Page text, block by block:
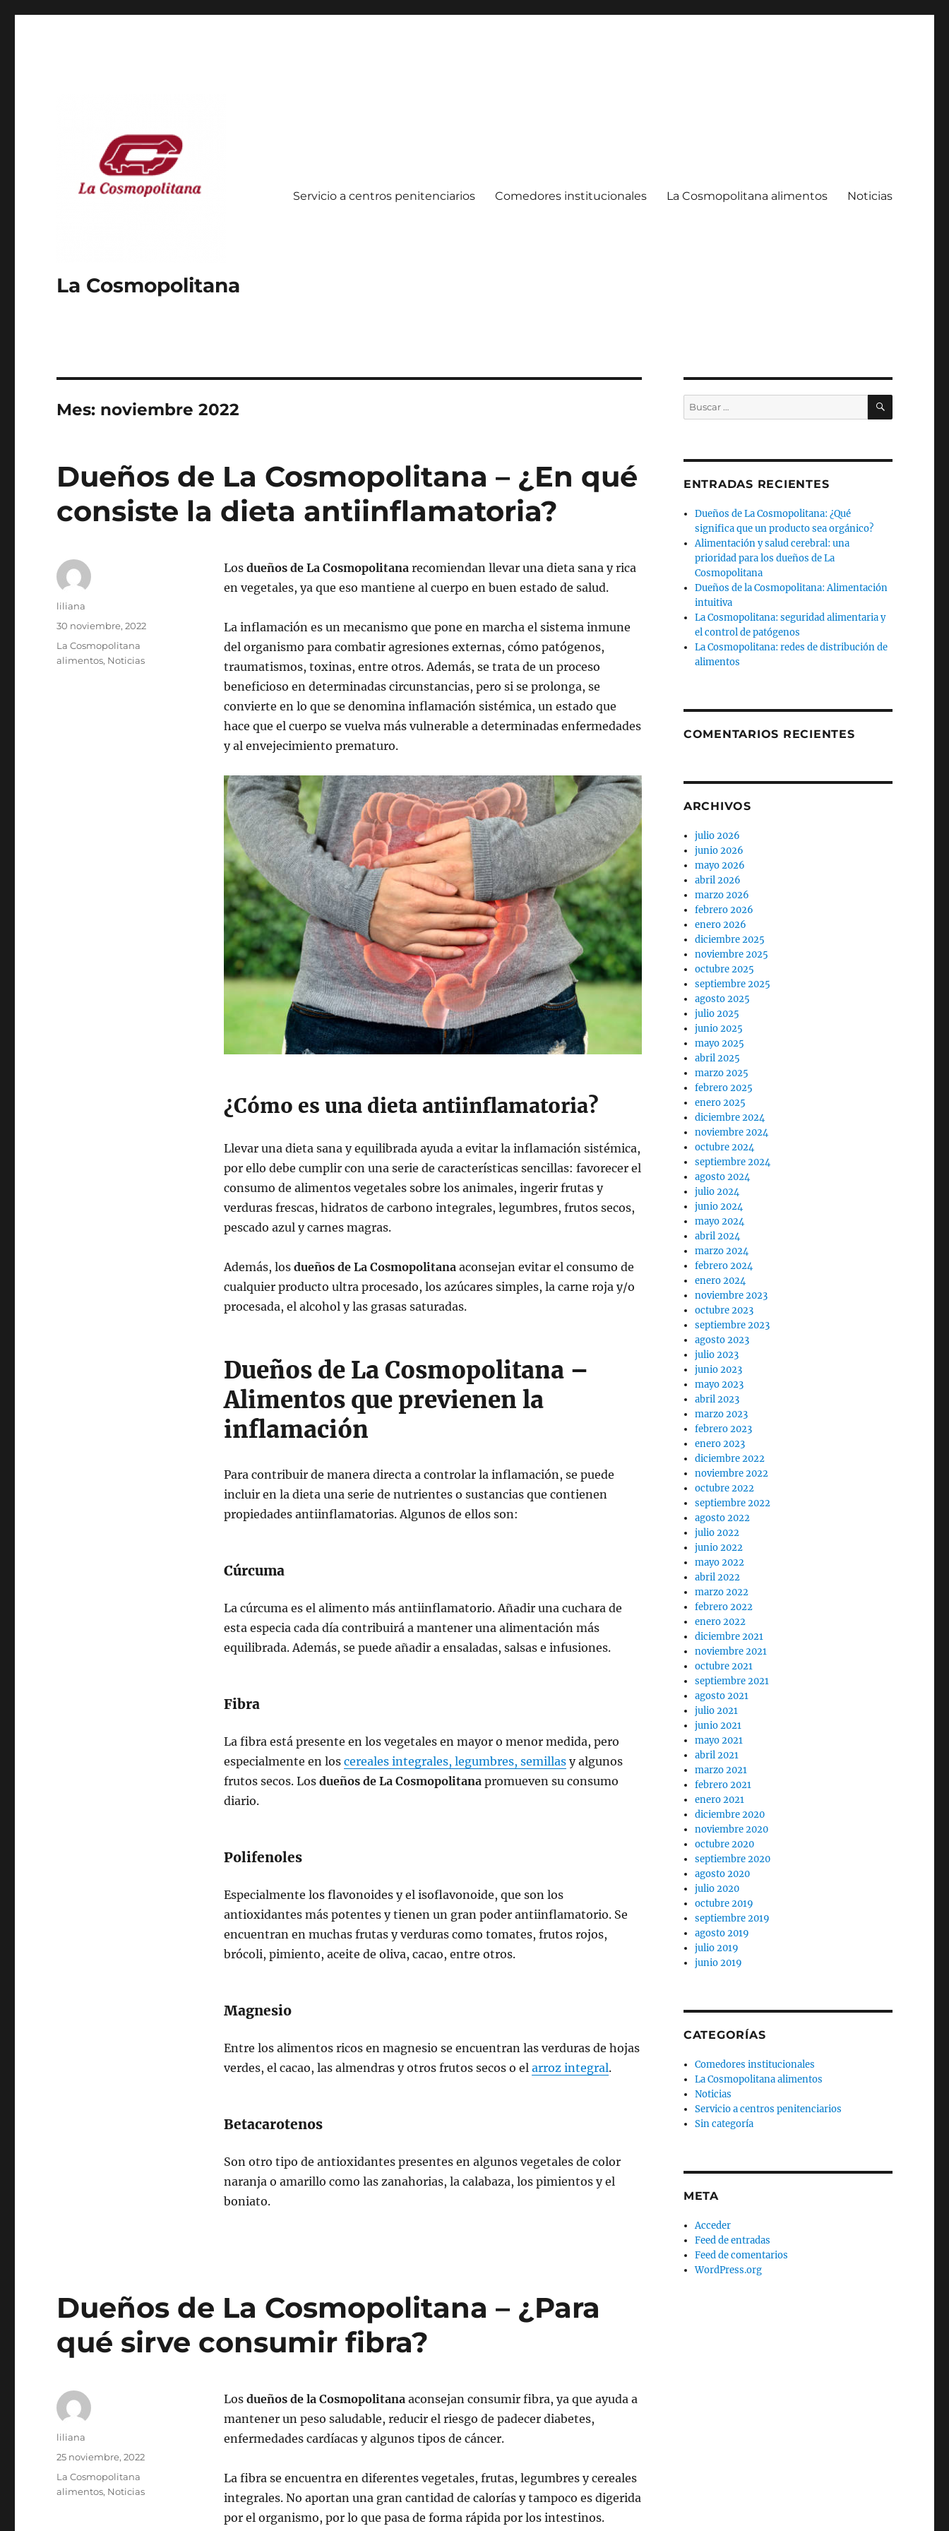
La Cosmopolitana
Servicio a centros penitenciarios Comedores institucionales La Cosmopolitana alimentos Noticias
Mes: noviembre 2022
Dueños de La Cosmopolitana – ¿En qué
consiste la dieta antiinflamatoria?
Los dueños de La Cosmopolitanarecomiendan llevar una dieta sana y rica
en vegetales, ya que eso mantiene al cuerpo en buen estado de salud.
La inflamación es un mecanismo que pone en marcha el sistema inmune
del organismo para combatir agresiones externas, cómo patógenos,
traumatismos, toxinas, entre otros. Además, se trata de un proceso
beneficioso en determinadas circunstancias, pero si se prolonga, se
convierte en lo que se denomina inflamación sistémica, un estado que
hace que el cuerpo se vuelva más vulnerable a determinadas enfermedades
y al envejecimiento prematuro.
¿Cómo es una dieta antiinflamatoria?
Llevar una dieta sana y equilibrada ayuda a evitar la inflamación sistémica,
por ello debe cumplir con una serie de características sencillas: favorecer el
consumo de alimentos vegetales sobre los animales, ingerir frutas y
verduras frescas, hidratos de carbono integrales, legumbres, frutos secos,
pescado azul y carnes magras.
Además, los dueños de La Cosmopolitana aconsejan evitar el consumo de
cualquier producto ultra procesado, los azúcares simples, la carne roja y/o
procesada, el alcohol y las grasas saturadas.
Dueños de La Cosmopolitana –
Alimentos que previenen la
inflamación
Para contribuir de manera directa a controlar la inflamación, se puede
incluir en la dieta una serie de nutrientes o sustancias que contienen
propiedades antiinflamatorias. Algunos de ellos son:
Cúrcuma
La cúrcuma es el alimento más antiinflamatorio. Añadir una cuchara de
esta especia cada día contribuirá a mantener una alimentación más
equilibrada. Además, se puede añadir a ensaladas, salsas e infusiones.
Fibra
La fibra está presente en los vegetales en mayor o menor medida, pero
especialmente en los cereales integrales, legumbres, semillasy algunos
frutos secos. Los dueños de La Cosmopolitana promueven su consumo
diario.
Polifenoles
Especialmente los flavonoides y el isoflavonoide, que son los
antioxidantes más potentes y tienen un gran poder antiinflamatorio. Se
encuentran en muchas frutas y verduras como tomates, frutos rojos,
brócoli, pimiento, aceite de oliva, cacao, entre otros.
Magnesio
Entre los alimentos ricos en magnesio se encuentran las verduras de hojas
verdes, el cacao, las almendras y otros frutos secos o el arroz integral.
Betacarotenos
Son otro tipo de antioxidantes presentes en algunos vegetales de color
naranja o amarillo como las zanahorias, la calabaza, los pimientos y el
boniato.
Autor
liliana
Publicado
30 noviembre, 2022
Categorías
La Cosmopolitana
alimentos, Noticias
Dueños de La Cosmopolitana – ¿Para
qué sirve consumir fibra?
Los dueños de la Cosmopolitana aconsejan consumir fibra, ya que ayuda a
mantener un peso saludable, reducir el riesgo de padecer diabetes,
enfermedades cardíacas y algunos tipos de cáncer.
La fibra se encuentra en diferentes vegetales, frutas, legumbres y cereales
integrales. No aportan una gran cantidad de calorías y tampoco es digerida
por el organismo, por lo que pasa de forma rápida por los intestinos.
Autor
liliana
Publicado
25 noviembre, 2022
Categorías
La Cosmopolitana
alimentos, Noticias
Buscar
por:
BUSCAR
ENTRADAS RECIENTES
Dueños de La Cosmopolitana: ¿Qué
significa que un producto sea orgánico?
Alimentación y salud cerebral: una
prioridad para los dueños de La
Cosmopolitana
Dueños de la Cosmopolitana: Alimentación
intuitiva
La Cosmopolitana: seguridad alimentaria y
el control de patógenos
La Cosmopolitana: redes de distribución de
alimentos
COMENTARIOS RECIENTES
ARCHIVOS
julio 2026
junio 2026
mayo 2026
abril 2026
marzo 2026
febrero 2026
enero 2026
diciembre 2025
noviembre 2025
octubre 2025
septiembre 2025
agosto 2025
julio 2025
junio 2025
mayo 2025
abril 2025
marzo 2025
febrero 2025
enero 2025
diciembre 2024
noviembre 2024
octubre 2024
septiembre 2024
agosto 2024
julio 2024
junio 2024
mayo 2024
abril 2024
marzo 2024
febrero 2024
enero 2024
noviembre 2023
octubre 2023
septiembre 2023
agosto 2023
julio 2023
junio 2023
mayo 2023
abril 2023
marzo 2023
febrero 2023
enero 2023
diciembre 2022
noviembre 2022
octubre 2022
septiembre 2022
agosto 2022
julio 2022
junio 2022
mayo 2022
abril 2022
marzo 2022
febrero 2022
enero 2022
diciembre 2021
noviembre 2021
octubre 2021
septiembre 2021
agosto 2021
julio 2021
junio 2021
mayo 2021
abril 2021
marzo 2021
febrero 2021
enero 2021
diciembre 2020
noviembre 2020
octubre 2020
septiembre 2020
agosto 2020
julio 2020
octubre 2019
septiembre 2019
agosto 2019
julio 2019
junio 2019
CATEGORÍAS
Comedores institucionales
La Cosmopolitana alimentos
Noticias
Servicio a centros penitenciarios
Sin categoría
META
Acceder
Feed de entradas
Feed de comentarios
WordPress.org